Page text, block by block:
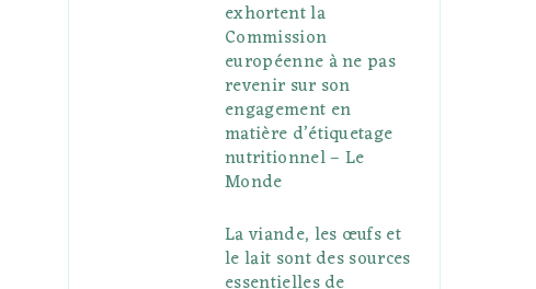
exhortent la
Commission
européenne à ne pas
revenir sur son
engagement en
matière d’étiquetage
nutritionnel – Le
Monde
La viande, les œufs et
le lait sont des sources